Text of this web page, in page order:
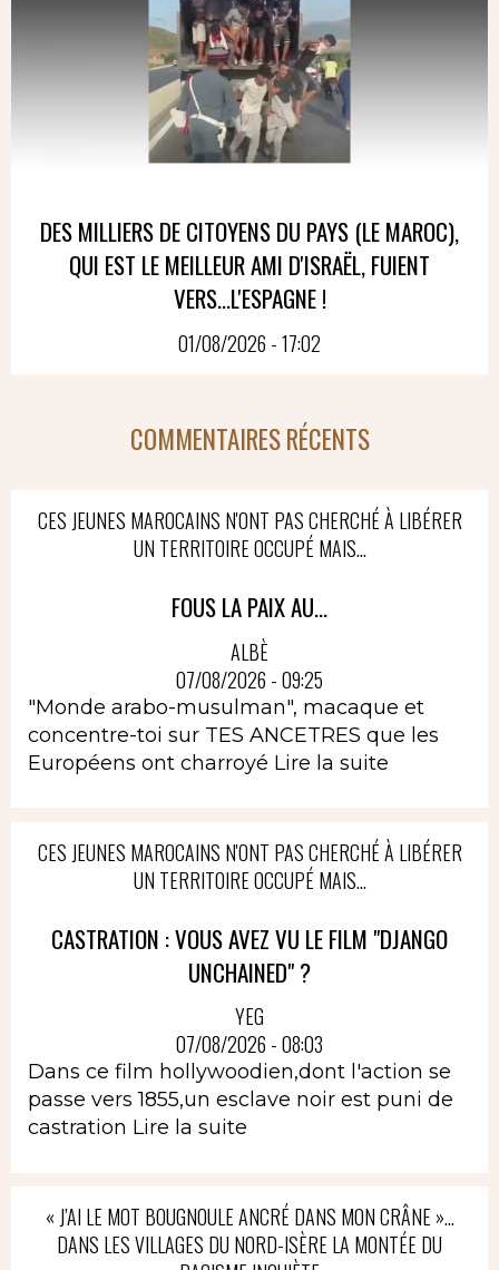
DES MILLIERS DE CITOYENS DU PAYS (LE MAROC),
QUI EST LE MEILLEUR AMI D'ISRAËL, FUIENT
VERS...L'ESPAGNE !
01/08/2026 - 17:02
COMMENTAIRES RÉCENTS
CES JEUNES MAROCAINS N'ONT PAS CHERCHÉ À LIBÉRER
UN TERRITOIRE OCCUPÉ MAIS...
FOUS LA PAIX AU...
ALBÈ
07/08/2026 - 09:25
"Monde arabo-musulman", macaque et
concentre-toi sur TES ANCETRES que les
Européens ont charroyé Lire la suite
CES JEUNES MAROCAINS N'ONT PAS CHERCHÉ À LIBÉRER
UN TERRITOIRE OCCUPÉ MAIS...
CASTRATION : VOUS AVEZ VU LE FILM "DJANGO
UNCHAINED" ?
YEG
07/08/2026 - 08:03
Dans ce film hollywoodien,dont l'action se
passe vers 1855,un esclave noir est puni de
castration Lire la suite
« J’AI LE MOT BOUGNOULE ANCRÉ DANS MON CRÂNE »…
DANS LES VILLAGES DU NORD-ISÈRE LA MONTÉE DU